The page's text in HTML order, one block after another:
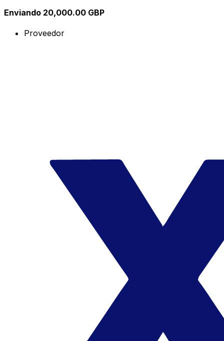
Enviando 20,000.00 GBP
Proveedor